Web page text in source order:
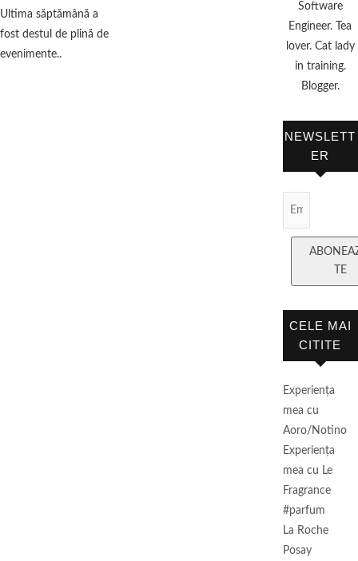
Ultima săptămână a
fost destul de plină de
evenimente..
Software
Engineer. Tea
lover. Cat lady
in training.
Blogger.
NEWSLETT
ER
TE
CELE MAI
CITITE
Experienţa
mea cu
Aoro/Notino
Experienţa
mea cu Le
Fragrance
#parfum
La Roche
Posay